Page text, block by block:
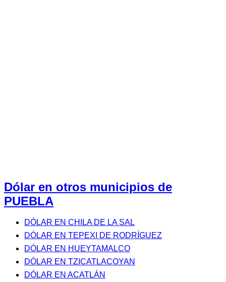
Dólar en otros municipios de
PUEBLA
DÓLAR EN CHILA DE LA SAL
DÓLAR EN TEPEXI DE RODRÍGUEZ
DÓLAR EN HUEYTAMALCO
DÓLAR EN TZICATLACOYAN
DÓLAR EN ACATLÁN